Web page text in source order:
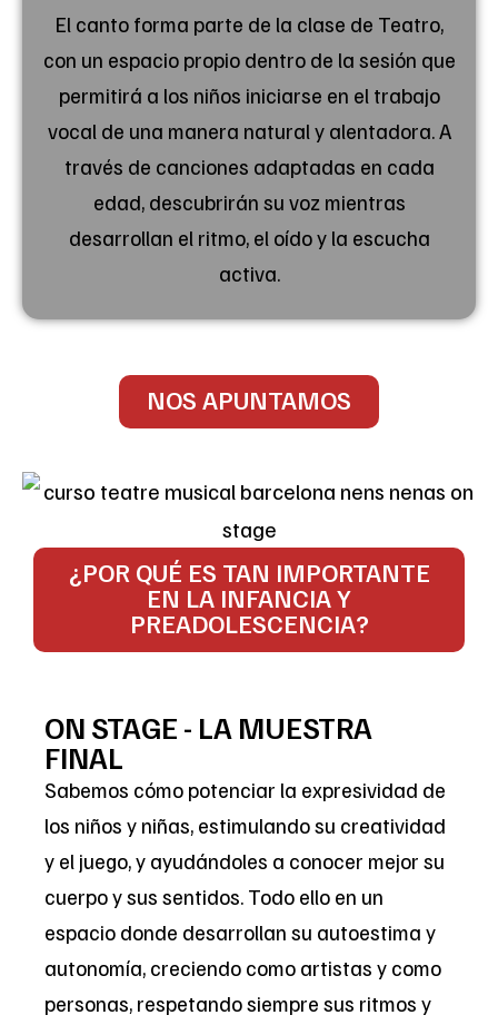
El canto forma parte de la clase de Teatro,
con un espacio propio dentro de la sesión que
permitirá a los niños iniciarse en el trabajo
vocal de una manera natural y alentadora. A
través de canciones adaptadas en cada
edad, descubrirán su voz mientras
desarrollan el ritmo, el oído y la escucha
activa.
NOS APUNTAMOS
¿POR QUÉ ES TAN IMPORTANTE
EN LA INFANCIA Y
PREADOLESCENCIA?
ON STAGE - LA MUESTRA
FINAL
Sabemos cómo potenciar la expresividad de
los niños y niñas, estimulando su creatividad
y el juego, y ayudándoles a conocer mejor su
cuerpo y sus sentidos. Todo ello en un
espacio donde desarrollan su autoestima y
autonomía, creciendo como artistas y como
personas, respetando siempre sus ritmos y